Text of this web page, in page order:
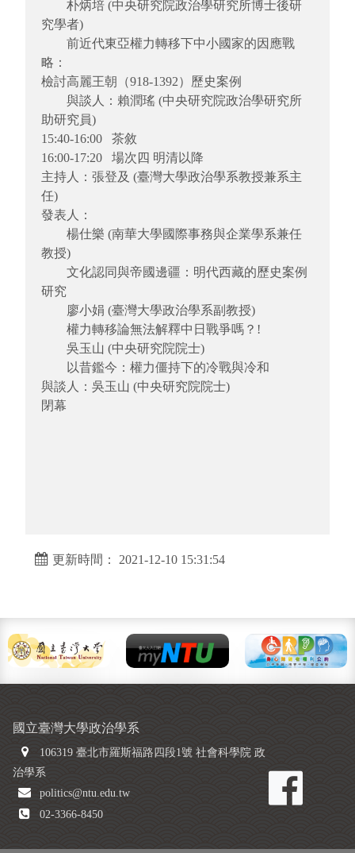
朴炳培 (中央研究院政治學研究所博士後研
究學者)
前近代東亞權力轉移下中小國家的因應戰
略：
檢討高麗王朝（918-1392）歷史案例
與談人：賴潤瑤 (中央研究院政治學研究所
助研究員)
15:40-16:00 茶敘
16:00-17:20 場次四 明清以降
主持人：張登及 (臺灣大學政治學系教授兼系主
任)
發表人：
楊仕樂 (南華大學國際事務與企業學系兼任
教授)
文化認同與帝國邊疆：明代西藏的歷史案例
研究
廖小娟 (臺灣大學政治學系副教授)
權力轉移論無法解釋中日戰爭嗎？!
吳玉山 (中央研究院院士)
以昔鑑今：權力僵持下的冷戰與冷和
與談人：吳玉山 (中央研究院院士)
閉幕
更新時間： 2021-12-10 15:31:54
國立臺灣大學政治學系
106319 臺北市羅斯福路四段1號 社會科學院 政
治學系
politics@ntu.edu.tw
02-3366-8450